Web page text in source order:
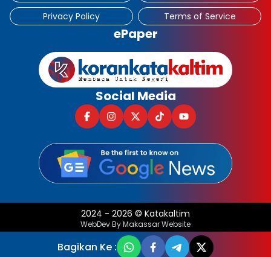
Bagikan Ke :
Privacy Policy
Terms of Service
ePaper
Social Media
2024 - 2026 © Katakaltim
WebDev By Makassar Website